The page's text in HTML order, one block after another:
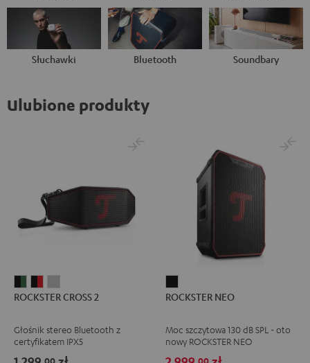
Słuchawki Bluetooth Soundbary
Ulubione produkty
CROSS
Black
&
CROSS
Black
&
CROSS
Light
Gray
ROCKSTER CROSS 2
Głośnik stereo Bluetooth z
certyfikatem IPX5
00
NEO
ROCKSTER NEO
Moc szczytowa 130 dB SPL - oto
nowy ROCKSTER NEO
00